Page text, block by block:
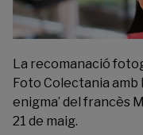
La recomanació
Foto Colectania amb
enigma’ del francès
21 de maig.